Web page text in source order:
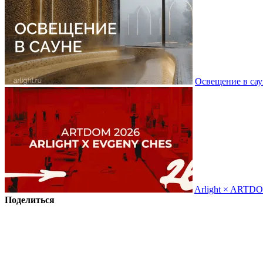
Освещение в
Arlight ×
Поделиться